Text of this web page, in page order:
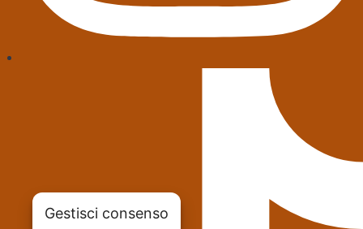
Gestisci consenso